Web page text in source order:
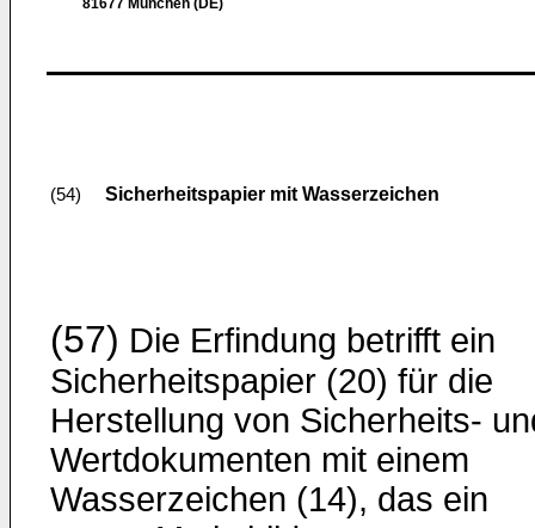
81677 München (DE)
(54) Sicherheitspapier mit Wasserzeichen
(57) Die Erfindung betrifft ein
Sicherheitspapier (20) für die
Herstellung von Sicherheits-
Wertdokumenten mit einem
Wasserzeichen (14), das ein